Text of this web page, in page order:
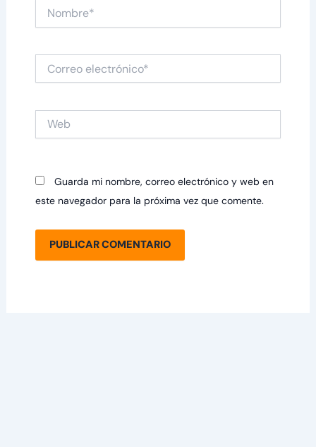
electrónico*
Guarda mi nombre, correo electrónico y web en
este navegador para la próxima vez que comente.